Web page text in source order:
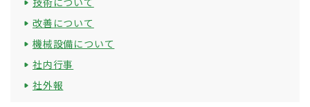
改善について
機械設備について
社内行事
社外報